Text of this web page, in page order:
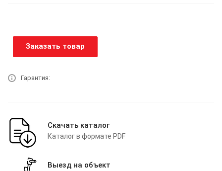
Заказать товар
Гарантия:
Скачать каталог
Каталог в формате PDF
Выезд на объект